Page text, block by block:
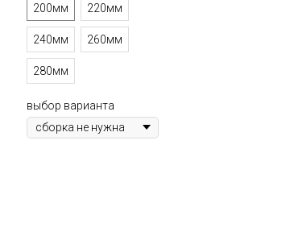
200мм
220мм
240мм 260мм
280мм
выбор варианта